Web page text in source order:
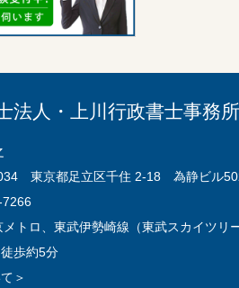
法人・上川行政書士事務所
東京都足立区千住 2-18 為静ビル
トロ、東武伊勢崎線（東武スカイツリ
歩約5分
＞